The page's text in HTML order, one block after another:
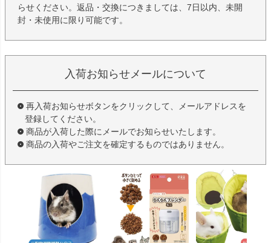
らせください。返品・交換につきましては、7日以内、未開
封・未使用に限り可能です。
入荷お知らせメールについて
再入荷お知らせボタンをクリックして、メールアドレスを
登録してください。
商品が入荷した際にメールでお知らせいたします。
商品の入荷やご注文を確定するものではありません。